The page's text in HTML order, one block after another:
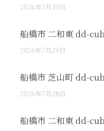
2026年7月30日
船橋市 二和東 dd-
2026年7月29日
船橋市 芝山町 dd-
2026年7月28日
船橋市 二和東 dd-